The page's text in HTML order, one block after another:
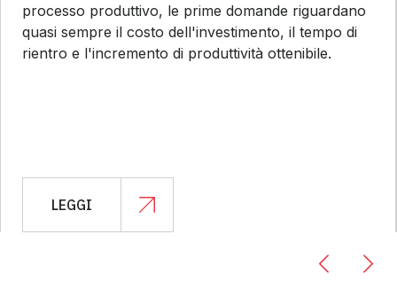
processo produttivo, le prime domande riguardano
quasi sempre il costo dell'investimento, il tempo di
rientro e l'incremento di produttività ottenibile.
LEGGI